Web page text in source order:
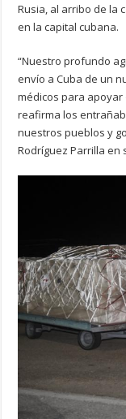
Rusia, al arribo de la
en la capital cubana.
“Nuestro profundo
envío a Cuba de un
médicos para apoyar
reafirma los
nuestros pueblos y
Rodríguez Parrilla en